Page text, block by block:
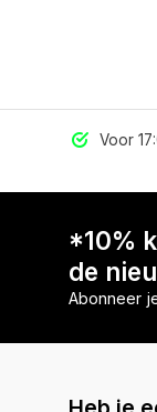
Voor
*10%
de
Abonneer